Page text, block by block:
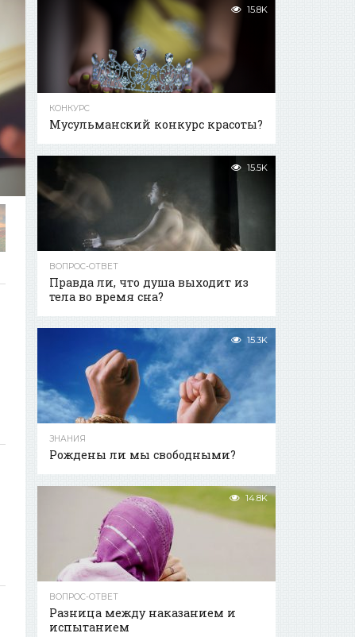
15.8K
КОНКУРС
Мусульманский конкурс красоты?
15.5K
ВОПРОС-ОТВЕТ
Правда ли, что душа выходит из
тела во время сна?
15.3K
ЗНАНИЯ
Рождены ли мы свободными?
14.8K
ВОПРОС-ОТВЕТ
Разница между наказанием и
испытанием